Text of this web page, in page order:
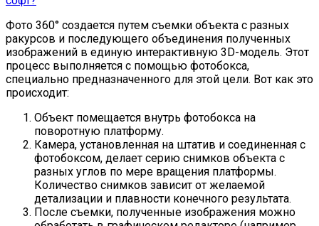
Фото 360° создается путем съемки объекта с разных
ракурсов и последующего объединения полученных
изображений в единую интерактивную 3D-модель. Этот
процесс выполняется с помощью фотобокса,
специально предназначенного для этой цели. Вот как это
происходит:
Объект помещается внутрь фотобокса на
поворотную платформу.
Камера, установленная на штатив и соединенная с
фотобоксом, делает серию снимков объекта с
разных углов по мере вращения платформы.
Количество снимков зависит от желаемой
детализации и плавности конечного результата.
После съемки, полученные изображения можно